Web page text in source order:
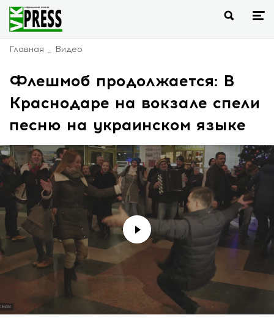
Главная Видео
Флешмоб продолжается: В
Краснодаре на вокзале спели
песню на украинском языке